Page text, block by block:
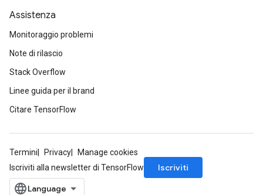
Assistenza
Monitoraggio problemi
Note di rilascio
Stack Overflow
Linee guida per il brand
Citare TensorFlow
Termini Privacy
Manage cookies
Iscriviti alla newsletter di TensorFlow
Iscriviti